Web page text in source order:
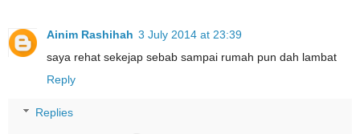
Ainim Rashihah 3 July 2014 at 23:39
saya rehat sekejap sebab sampai rumah pun dah lambat
Reply
Replies